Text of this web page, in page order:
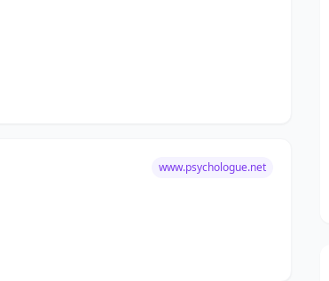
www.psychologue.net